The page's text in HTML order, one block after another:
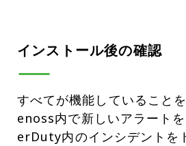
インストール後の確認
すべてが機能していること
enoss内で新しいアラート
erDuty内のインシデントを